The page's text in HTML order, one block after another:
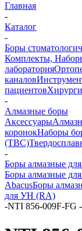
Главная
-
Каталог
-
Боры
Комплекты,
лаборатория
каналов
пациентов
-
Алмазные боры
Аксессуары
коронокНаборы
(ТВС)
-
Боры алмазные
Боры алмазные
AbacusБоры
для УН (RA)
-NTI 856-009F-FG